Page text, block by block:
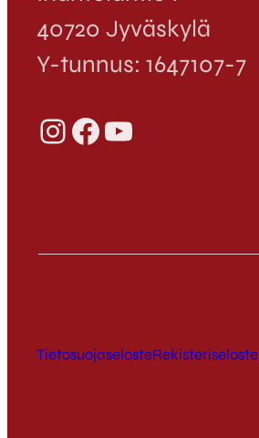
40720 Jyväskylä
Y-tunnus: 1647107-7
InstagramFacebook YouTube
TietosuojaselosteRekisteriseloste